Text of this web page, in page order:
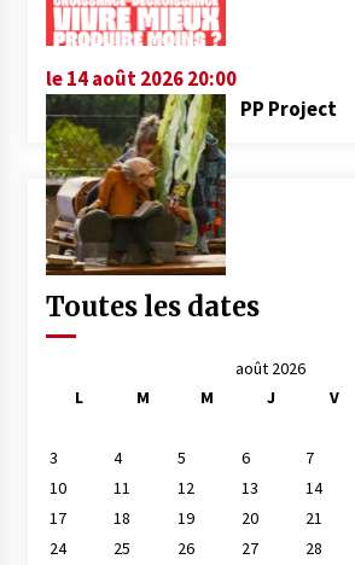
le 14 août 2026 20:00
PP Project
Toutes les dates
août 2026
L
M M J V
3
4 5 6 7
10
11 12 13 14
17
18 19 20 21
24
25 26 27 28